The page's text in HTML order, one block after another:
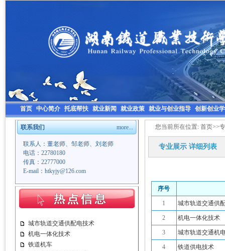
首页 中心简介 托底帮扶 就业新闻 就业政策 就业与创业指导 创新创业
联系我们 more...
联系人：董老师、邹老师、刘老师
电话：22780180
传真：22777000
E-mail：htkyjy@126.com
城市轨道交通供配电技术
机电一体化技术
铁道机车
您当前所在位置: 首页>>
专业展示详细列表
序号
1 城市轨道交通供
2 机电一体化技术
3 城市轨道交通机
4 铁道供电技术